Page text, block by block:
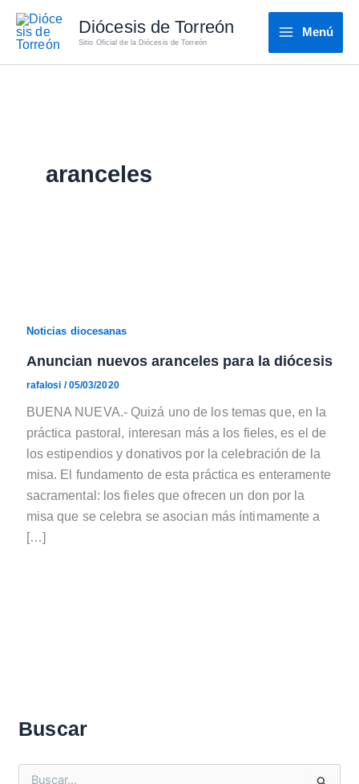
contenido
Diócesis de Torreón
Sitio Oficial de la Diócesis de Torreón
Menú
aranceles
Noticias diocesanas
Anuncian nuevos aranceles para la diócesis
rafalosi /05/03/2020
BUENA NUEVA.- Quizá uno de los temas que, en la
práctica pastoral, interesan más a los fieles, es el de
los estipendios y donativos por la celebración de la
misa. El fundamento de esta práctica es enteramente
sacramental: los fieles que ofrecen un don por la
misa que se celebra se asocian más íntimamente a
[…]
Buscar